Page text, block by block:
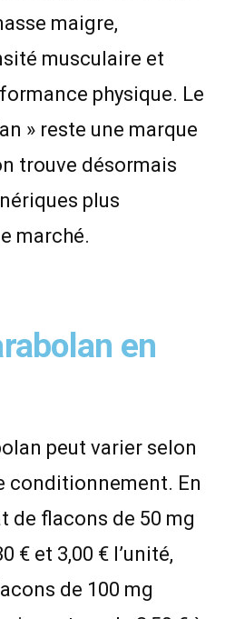
maigre,
musculaire et
physique. Le
» reste une marque
trouve désormais
plus
marché.
en
peut varier selon
conditionnement. En
de flacons de 50 mg
€ et 3,00 € l’unité,
de 100 mg